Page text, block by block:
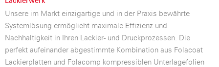
Unsere im Markt einzigartige und in der Praxis bewährte
Systemlösung ermöglicht maximale Effizienz und
Nachhaltigkeit in Ihren Lackier- und Druckprozessen. Die
perfekt aufeinander abgestimmte Kombination aus Folacoat
Lackierplatten und Folacomp kompressiblen Unterlagefolien